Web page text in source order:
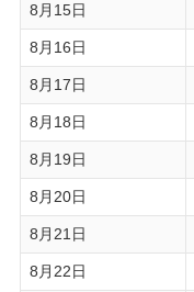
8月15日
8月16日
8月17日
8月18日
8月19日
8月20日
8月21日
8月22日